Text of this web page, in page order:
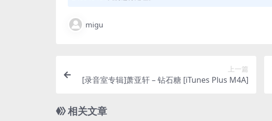
migu
上一篇
[录音室专辑]萧亚轩 – 钻石糖 [iTunes Plus M4A]
相关文章